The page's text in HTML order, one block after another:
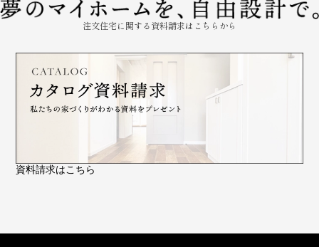
注文住宅に関する資料請求はこちらから
資料請求はこちら